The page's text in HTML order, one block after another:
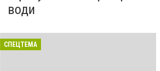
води
СПЕЦТЕМА